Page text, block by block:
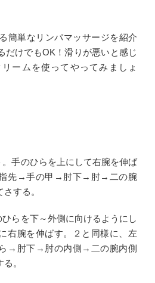
簡単なリンパマッサージを紹介
だけでもOK！滑りが悪いと感じ
ームを使ってやってみましょ
手のひらを上にして右腕を伸ば
指先→手の甲→肘下→肘→二の腕
する。
らを下～外側に向けるようにし
右腕を伸ばす。２と同様に、左
→肘下→肘の内側→二の腕内側
。